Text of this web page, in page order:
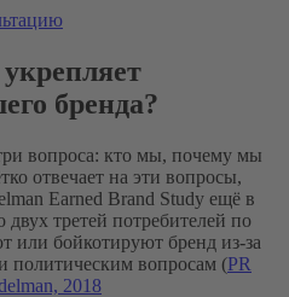
бренда?
вопроса: кто мы, почему мы
отвечает на эти вопросы,
Earned Brand Study ещё в
двух третей потребителей по
или бойкотируют бренд из-за
политическим вопросам (PR
2018